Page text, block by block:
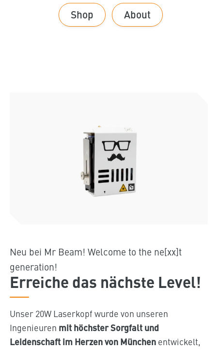
Shop About
Neu bei Mr Beam! Welcome to the ne[xx]t
generation!
Erreiche das nächste Level!
Unser 20W Laserkopf wurde von unseren
Ingenieuren mit höchster Sorgfalt und
Leidenschaft im Herzen von Münchenentwickelt,